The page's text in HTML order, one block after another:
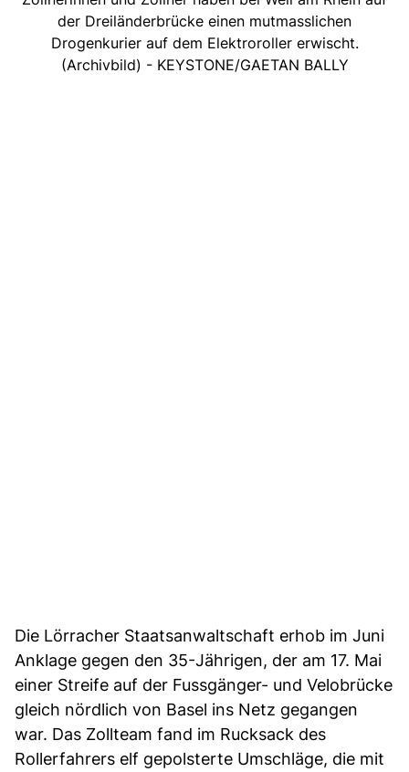
der Dreiländerbrücke einen mutmasslichen
Drogenkurier auf dem Elektroroller erwischt.
(Archivbild) - KEYSTONE/GAETAN BALLY
Die Lörracher Staatsanwaltschaft erhob im Juni
Anklage gegen den 35-Jährigen, der am 17. Mai
einer Streife auf der Fussgänger- und Velobrücke
gleich nördlich von Basel ins Netz gegangen
war. Das Zollteam fand im Rucksack des
Rollerfahrers elf gepolsterte Umschläge, die mit